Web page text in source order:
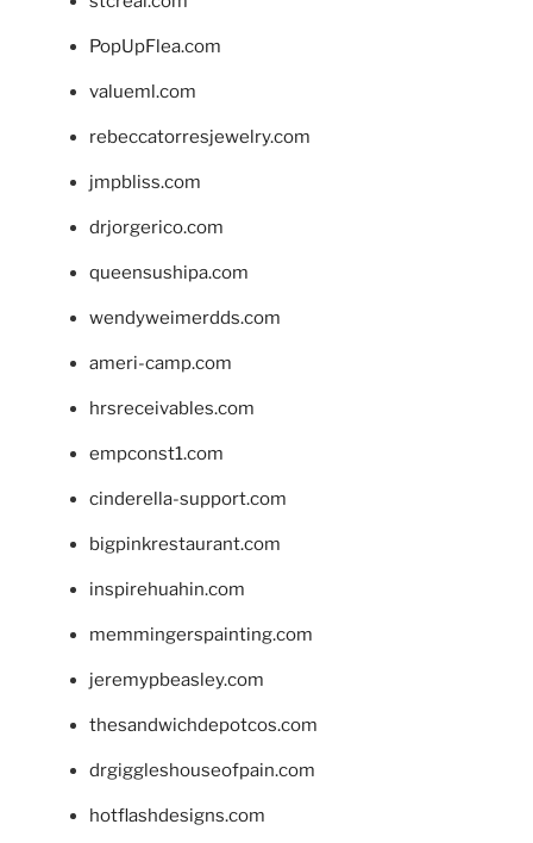
PopUpFlea.com
valueml.com
rebeccatorresjewelry.com
jmpbliss.com
drjorgerico.com
queensushipa.com
wendyweimerdds.com
ameri-camp.com
hrsreceivables.com
empconst1.com
cinderella-support.com
bigpinkrestaurant.com
inspirehuahin.com
memmingerspainting.com
jeremypbeasley.com
thesandwichdepotcos.com
drgiggleshouseofpain.com
hotflashdesigns.com